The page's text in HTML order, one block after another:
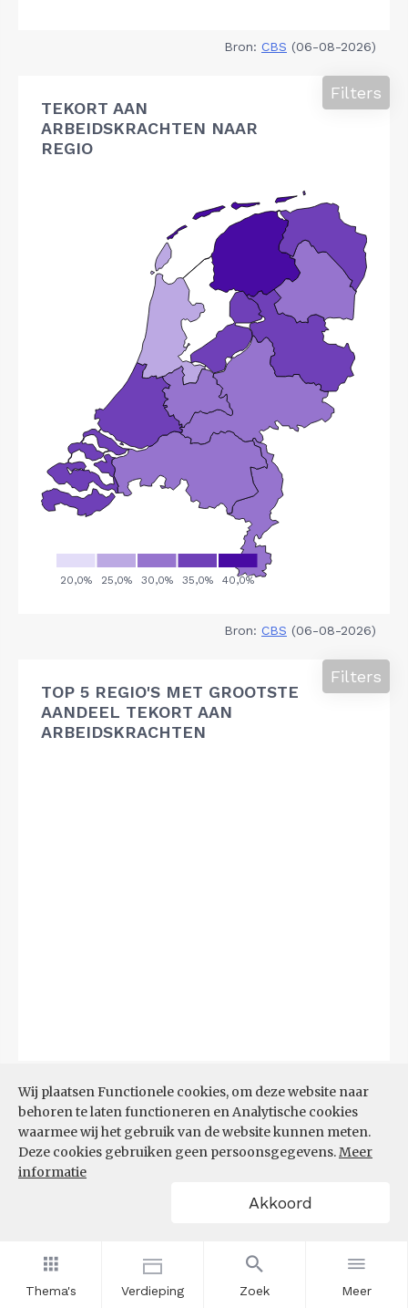
Thema's Verdieping Zoek Meer
Wij plaatsen Functionele cookies, om deze website naar
behoren te laten functioneren en Analytische cookies
waarmee wij het gebruik van de website kunnen meten.
Deze cookies gebruiken geen persoonsgegevens.Meer
informatie
Akkoord
Bron: CBS (06-08-2026)
TEKORT AAN
ARBEIDSKRACHTEN NAAR
REGIO
Filters
Bron: CBS (06-08-2026)
TOP 5 REGIO'S MET GROOTSTE
AANDEEL TEKORT AAN
ARBEIDSKRACHTEN
Filters
TOP 10 REGIO'S MET KLEINSTE
AANDEEL TEKORT AAN
ARBEIDSKRACHTEN
Filters